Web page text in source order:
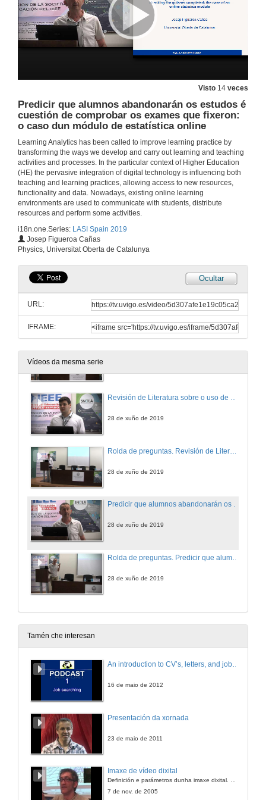
Visto 14 veces
Predicir que alumnos abandonarán os estudos é
cuestión de comprobar os exames que fixeron:
o caso dun módulo de estatística online
Learning Analytics has been called to improve learning practice by
transforming the ways we develop and carry out learning and teaching
activities and processes. In the particular context of Higher Education
(HE) the pervasive integration of digital technology is influencing both
teaching and learning practices, allowing access to new resources,
functionality and data. Nowadays, existing online learning
environments are used to communicate with students, distribute
resources and perform some activities.
i18n.one.Series: LASI Spain 2019
Josep Figueroa Cañas
Physics, Universitat Oberta de Catalunya
Ocultar
URL:
IFRAME:
Vídeos da mesma serie
28 de xuño de 2019
Predición de desenvolvemento dos estudantes ao longo do tempo: estudo dun caso para un curso de enxeñería de aprendizaxe combinada
28 de xuño de 2019
Análise da persistencia dos estudantes utilizando un modelo baseado en eventos
28 de xuño de 2019
28 de xuño de 2019
Revisión de Literatura sobre o uso de predictores, e sistemas de alerta temperá en escenarios de educación superior
28 de xuño de 2019
28 de xuño de 2019
Predicir que alumnos abandonarán os estudos é cuestión de comprobar os exames que fixeron: o caso dun módulo de estatística online
28 de xuño de 2019
28 de xuño de 2019
Tamén che interesan
An introduction to CV’s, letters, and job searching
16 de maio de 2012
Presentación da xornada
23 de maio de 2011
Imaxe de vídeo dixital
7 de nov. de 2005